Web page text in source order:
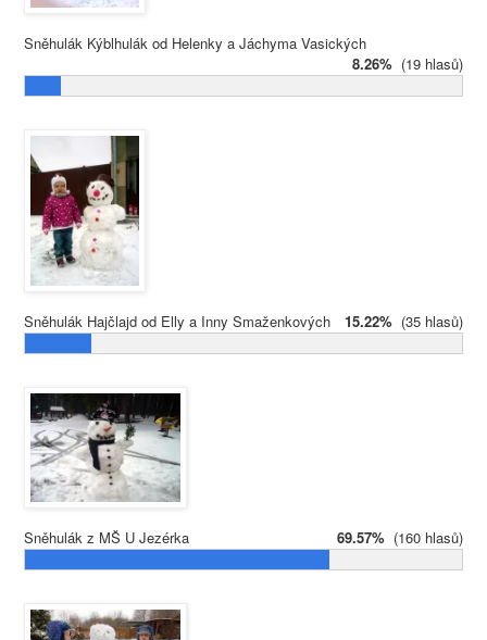
Sněhulák Kýblhulák od Helenky a Jáchyma Vasických
8.26% (19 hlasů)
Sněhulák Hajčlajd od Elly a Inny Smaženkových 15.22% (35 hlasů)
Sněhulák z MŠ U Jezérka 69.57% (160 hlasů)